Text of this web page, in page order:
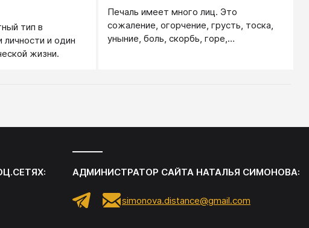
тип в
личности и один
жизни.
Печаль имеет много лиц. Это
сожаление, огорчение, грусть, тоска,
уныние, боль, скорбь, горе,
АДМИНИСТРАТОР САЙТА НАТАЛЬЯ СИМОНОВА:
simonova.distance@gmail.com